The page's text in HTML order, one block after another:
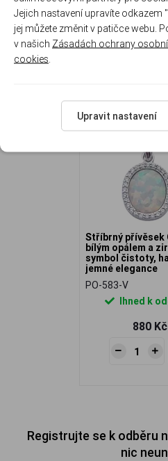
Stříbrný přívěsek
bílým opálem a
symbol čistoty,
jemné elegance
PO-583-V
Ihned k
880 Kč
Registrujte se k odběru
nic
Jejich nastavení upravíte odkazem
jej můžete změnit v patičce webu.
v našich Zásadách ochrany
cookies
Upravit nastavení